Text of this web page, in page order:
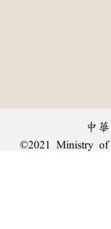
中
©2021 Ministry of